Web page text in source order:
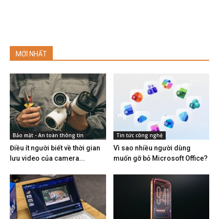
MỚI NHẤT
Bảo mật - An toàn thông tin
Điều ít người biết về thời gian
lưu video của camera...
Tin tức công nghệ
Vì sao nhiều người dùng
muốn gỡ bỏ Microsoft Office?